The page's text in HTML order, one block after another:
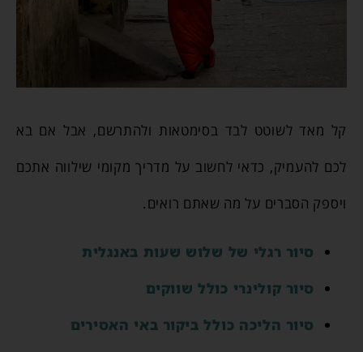
קל מאד לשוטט לבד בסימטאות ולהתרשם, אבל אם בא
לכם להעמיק, כדאי לחשוב על מדריך מקומי שילווה אתכם
ויספק הסברים על מה שאתם רואים.
סיור רגלי של שלוש שעות באנגלית
סיור קולינרי כולל שווקים
סיור הליכה כולל ביקור באי האסירים